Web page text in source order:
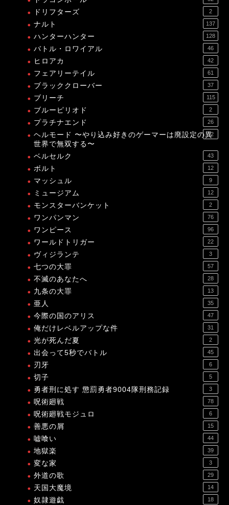
ドリフターズ 2
ナルト 137
ハンターハンター 128
バトル・ロワイアル 46
ヒロアカ 42
フェアリーテイル 61
ブラッククローバー 37
ブリーチ 115
ブルーピリオド 2
プラチナエンド 26
ヘルモード 〜やり込み好きのゲーマーは廃設定の異
世界で無双する〜
12
ベルセルク 43
ボルト 12
マッシュル 9
ミュージアム 12
モンスターバンケット 2
ワンパンマン 76
ワンピース 96
ワールドトリガー 22
ヴィジランテ 3
七つの大罪 57
不滅のあなたへ 28
九条の大罪 13
亜人 35
今際の国のアリス 47
俺だけレベルアップな件 31
光が死んだ夏 2
出会って5秒でバトル 45
刃牙 6
切子 5
勇者刑に処す 懲罰勇者9004隊刑務記録 3
呪術廻戦 78
呪術廻戦モジュロ 6
善悪の屑 15
嘘喰い 44
地獄楽 39
変な家 3
外道の歌 29
天国大魔境 14
奴隷遊戯 18